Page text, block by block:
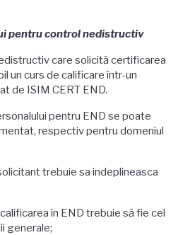
pentru control nedistructiv
care solicită certificarea
un curs de calificare într-un
de ISIM CERT END.
pentru END se poate
respectiv pentru domeniul
trebuie sa indeplineasca
în END trebuie să fie cel
generale;